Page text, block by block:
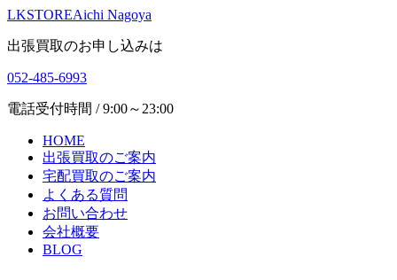
LKSTOREAichi Nagoya
出張買取のお申し込みは
052-485-6993
電話受付時間 / 9:00～23:00
HOME
出張買取のご案内
宅配買取のご案内
よくある質問
お問い合わせ
会社概要
BLOG